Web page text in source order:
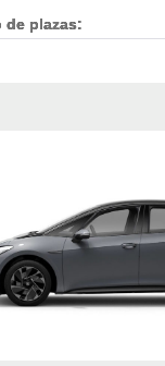
de plazas: